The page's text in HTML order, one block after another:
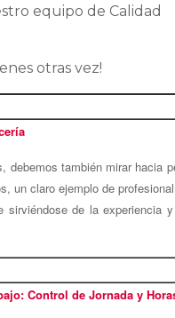
equipo de Calidad
otras vez!
debemos también mirar hacia
un claro ejemplo de
sirviéndose de la
Control de Jornada y